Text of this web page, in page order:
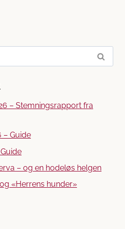
– Stemningsrapport fra
– Guide
– og en hodeløs helgen
«Herrens hunder»